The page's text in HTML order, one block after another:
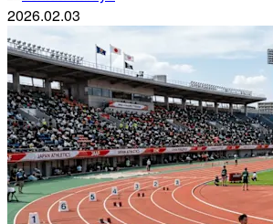
2026.02.03